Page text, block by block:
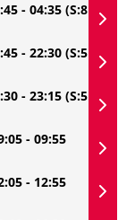
- 04:35 (S:8
- 22:30 (S:5
- 23:15 (S:5
- 09:55
- 12:55